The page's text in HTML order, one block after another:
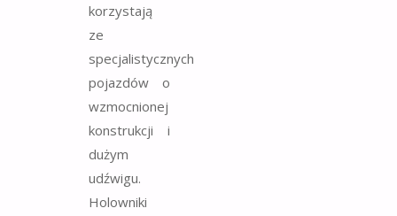
korzystają
ze
specjalistycznych
pojazdów o
wzmocnionej
konstrukcji i
dużym
udźwigu.
Holowniki